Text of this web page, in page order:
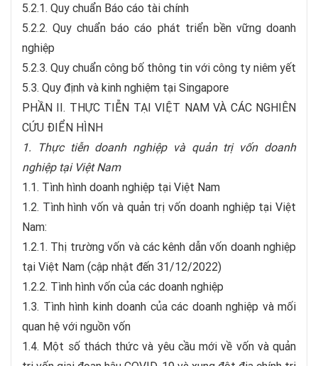
5.2.1. Quy chuẩn Báo cáo tài chính
5.2.2. Quy chuẩn báo cáo phát triển bền vững doanh
nghiệp
5.2.3. Quy chuẩn công bố thông tin với công ty niêm yết
5.3. Quy định và kinh nghiệm tại Singapore
PHẦN II. THỰC TIỄN TẠI VIỆT NAM VÀ CÁC NGHIÊN
CỨU ĐIỂN HÌNH
1. Thực tiễn doanh nghiệp và quản trị vốn doanh
nghiệp tại Việt Nam
1.1. Tình hình doanh nghiệp tại Việt Nam
1.2. Tình hình vốn và quản trị vốn doanh nghiệp tại Việt
Nam:
1.2.1. Thị trường vốn và các kênh dẫn vốn doanh nghiệp
tại Việt Nam (cập nhật đến 31/12/2022)
1.2.2. Tình hình vốn của các doanh nghiệp
1.3. Tình hình kinh doanh của các doanh nghiệp và mối
quan hệ với nguồn vốn
1.4. Một số thách thức và yêu cầu mới về vốn và quản